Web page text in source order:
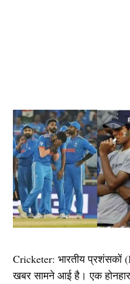
Cricketer: भारतीय
खबर सामने आई है। एक